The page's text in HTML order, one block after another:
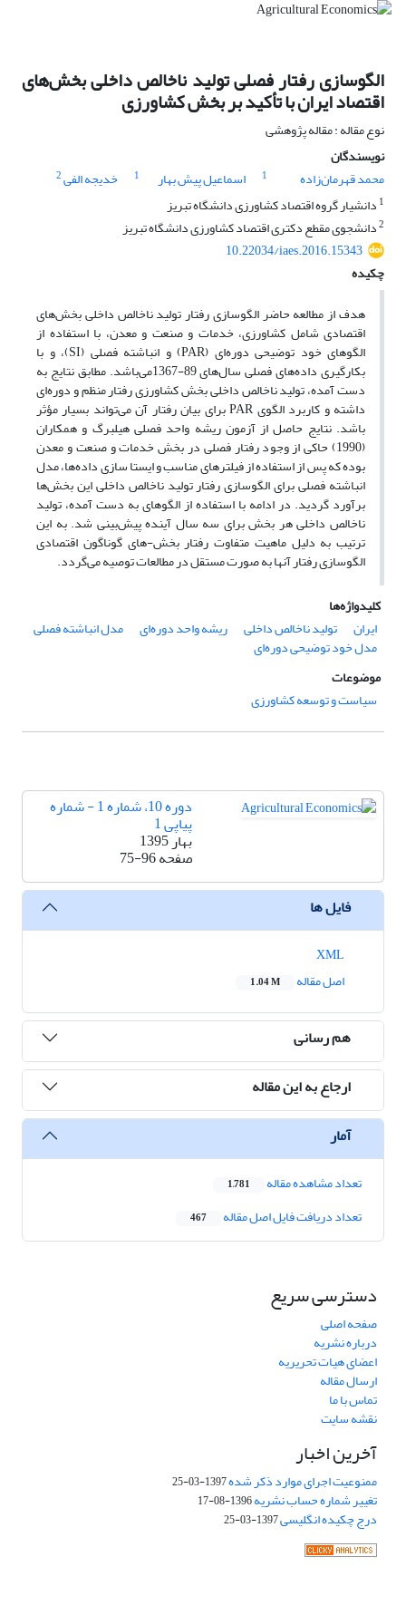
الگو‌سازی رفتار فصلی تولید ناخالص داخلی بخش‌های
اقتصاد ایران با تأکید بر بخش کشاورزی
نوع مقاله : مقاله پژوهشی
نویسندگان
محمد قهرمان‌زاده
1 اسماعیل پیش بهار 1 خدیجه الفی2
1 دانشیار گروه اقتصاد کشاورزی دانشگاه تبریز
2دانشجوی مقطع دکتری اقتصاد کشاورزی دانشگاه تبریز
10.22034/iaes.2016.15343
چکیده
هدف از مطالعه حاضر الگوسازی رفتار تولید ناخالص داخلی بخش‌های
اقتصادی شامل کشاورزی، خدمات و صنعت و معدن، با استفاده از
الگوهای خود توضیحی دوره‌ای (PAR) و انباشته فصلی (SI)، و با
بکارگیری داده‌های فصلی سال‌های 89-1367می‌باشد. مطابق نتایج به
دست آمده، تولید ناخالص داخلی بخش کشاورزی رفتار منظم و دوره‌ای
داشته و کاربرد الگوی PAR برای بیان رفتار آن می‌تواند بسیار مؤثر
باشد. نتایج حاصل از آزمون ریشه واحد فصلی هیلبرگ و همکاران
(1990) حاکی از وجود رفتار فصلی در بخش خدمات و صنعت و معدن
بوده که پس از استفاده از فیلترهای مناسب و ایستا سازی داده‌ها، مدل
انباشته فصلی برای الگوسازی رفتار تولید ناخالص داخلی این بخش‌ها
برآورد گردید. در ادامه با استفاده از الگوهای به دست آمده، تولید
ناخالص داخلی هر بخش برای سه سال آینده پیش‌بینی شد. به این
ترتیب به دلیل ماهیت متفاوت رفتار بخش-های گوناگون اقتصادی
الگوسازی رفتار آنها به صورت مستقل در مطالعات توصیه می‌گردد.
کلیدواژه‌ها
ایران
تولید ناخالص داخلی ریشه واحد دوره‌ای مدل انباشته فصلی
مدل خود توضیحی دوره‌ای
موضوعات
سیاست و توسعه کشاورزی
دوره 10، شماره 1 - شماره
پیاپی 1
بهار 1395
صفحه75-96
فایل ها
اصل مقاله
1.04 M
هم رسانی
ارجاع به این مقاله
آمار
تعداد مشاهده مقاله 1,781
تعداد دریافت فایل اصل مقاله 467
دسترسی سریع
صفحه اصلی
درباره نشریه
اعضای هیات تحریریه
ارسال مقاله
تماس با ما
نقشه سایت
آخرین اخبار
ممنوعیت اجرای موارد ذکر شده1397-03-25
تغییر شماره حساب نشریه1396-08-17
درج چکیده انگلیسی1397-03-25